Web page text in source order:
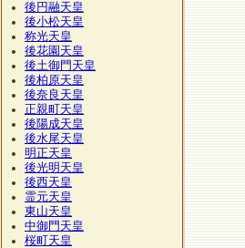
後円融天皇
後小松天皇
称光天皇
後花園天皇
後土御門天皇
後柏原天皇
後奈良天皇
正親町天皇
後陽成天皇
後水尾天皇
明正天皇
後光明天皇
後西天皇
霊元天皇
東山天皇
中御門天皇
桜町天皇